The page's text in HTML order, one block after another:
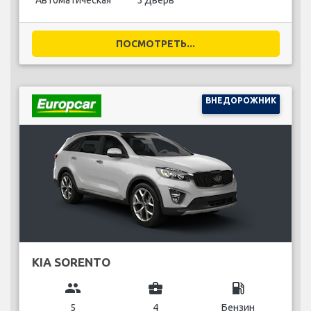
ПОСМОТРЕТЬ...
ВНЕДОРОЖНИК
KIA SORENTO
group
5
business_center
4
local_gas_station
Бензин